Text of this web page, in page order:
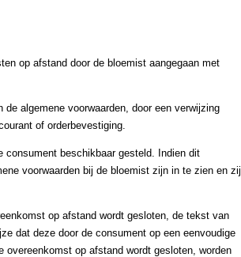
op afstand door de bloemist aangegaan met
algemene voorwaarden, door een verwijzing
of orderbevestiging.
consument beschikbaar gesteld. Indien dit
voorwaarden bij de bloemist zijn in te zien en zij
op afstand wordt gesloten, de tekst van
dat deze door de consument op een eenvoudige
overeenkomst op afstand wordt gesloten, worden